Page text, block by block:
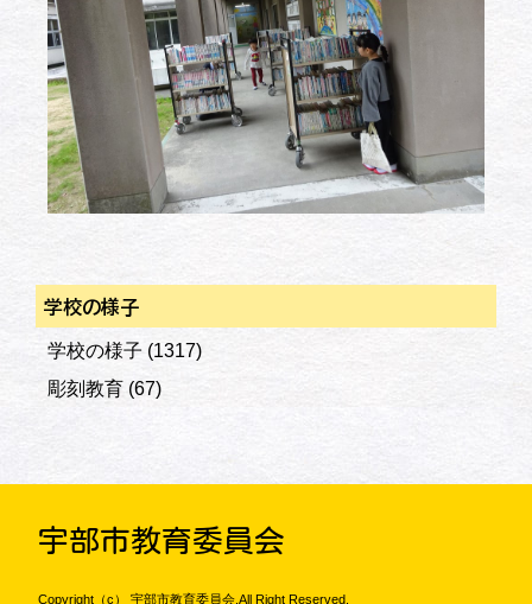
学校の様子
学校の様子 (1317)
彫刻教育 (67)
宇部市教育委員会
Copyright（c） 宇部市教育委員会.All Right Reserved.